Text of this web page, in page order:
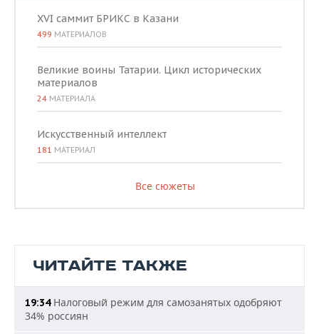
XVI саммит БРИКС в Казани
499 МАТЕРИАЛОВ
Великие воины Татарии. Цикл исторических
материалов
24 МАТЕРИАЛА
Искусственный интеллект
181 МАТЕРИАЛ
Все сюжеты
ЧИТАЙТЕ ТАКЖЕ
19:34Налоговый режим для самозанятых одобряют
34% россиян